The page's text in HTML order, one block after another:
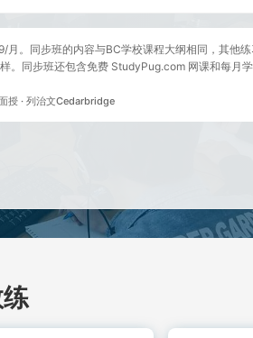
月。同步班的内容与BC学校课程大纲相同，其他
。同步班还包含免费 StudyPug.com 网课和每月学
授 · 列治文Cedarbridge